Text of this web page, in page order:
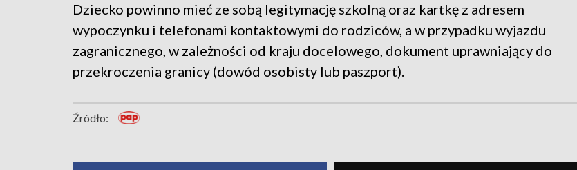
Dziecko powinno mieć ze sobą legitymację szkolną oraz kartkę z adresem
wypoczynku i telefonami kontaktowymi do rodziców, a w przypadku wyjazdu
zagranicznego, w zależności od kraju docelowego, dokument uprawniający do
przekroczenia granicy (dowód osobisty lub paszport).
Źródło: